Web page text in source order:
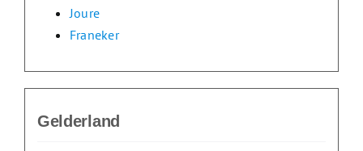
Joure
Franeker
Gelderland